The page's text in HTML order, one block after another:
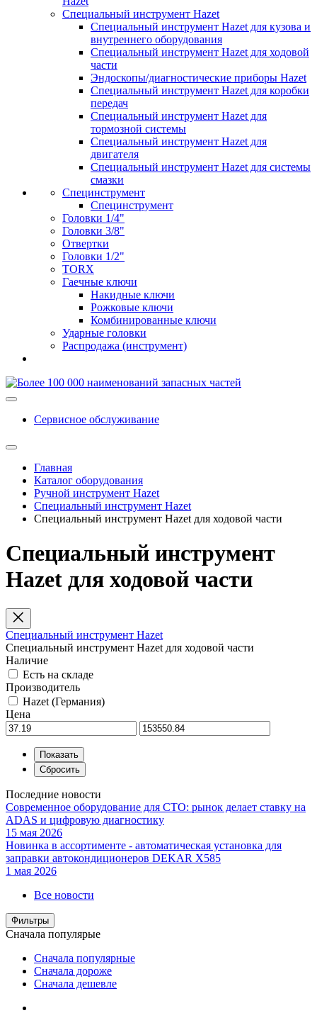
Специальный инструмент Hazet
Специальный инструмент Hazet для кузова и
внутреннего оборудования
Специальный инструмент Hazet для ходовой
части
Эндоскопы/диагностические приборы Hazet
Специальный инструмент Hazet для коробки
передач
Специальный инструмент Hazet для
тормозной системы
Специальный инструмент Hazet для
двигателя
Специальный инструмент Hazet для системы
смазки
Специнструмент
Специнструмент
Головки 1/4"
Головки 3/8"
Отвертки
Головки 1/2"
TORX
Гаечные ключи
Накидные ключи
Рожковые ключи
Комбинированные ключи
Ударные головки
Распродажа (инструмент)
Сервисное обслуживание
Главная
Каталог оборудования
Ручной инструмент Hazet
Специальный инструмент Hazet
Специальный инструмент Hazet для ходовой части
Специальный инструмент
Hazet для ходовой части
Специальный инструмент Hazet
Специальный инструмент Hazet для ходовой части
Наличие
Есть на складе
Производитель
Hazet (Германия)
Цена
Последние новости
Современное оборудование для СТО: рынок делает ставку на
ADAS и цифровую диагностику
15 мая 2026
Новинка в ассортименте - автоматическая установка для
заправки автокондиционеров DEKAR X585
1 мая 2026
Все новости
Фильтры
Сначала популярые
Сначала популярные
Сначала дороже
Сначала дешевле